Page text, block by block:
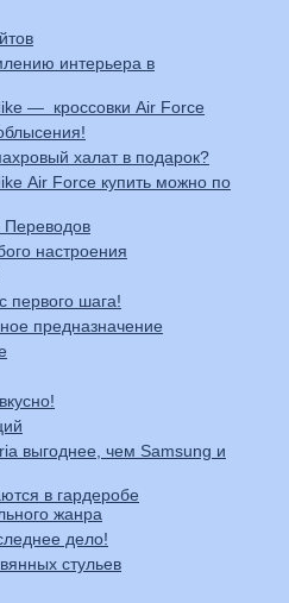
интерьера в
— кроссовки Air Force
халат в подарок?
Air Force купить можно по
Переводов
настроения
первого шага!
предназначение
выгоднее, чем Samsung и
в гардеробе
жанра
дело!
стульев